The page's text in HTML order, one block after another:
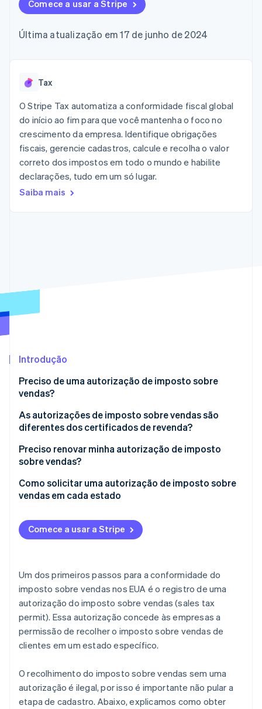
flexíveis de IU
Formas de
Acesso a mais
presenciais
Authorization
Boost
Otimizações
de aceitação
Link
Checkout
acelerado
Financial
Connections
Dados de
contas
vinculadas
Recognition
Automação
Stripe Sigma
personalizados
Radar
Atlas
Remoção de carbono
Verificação de identidade
Stripe Sessions 2026
Veja como a Stripe está construindo a infraestrutura
Marketplaces
Plataformas
SaaS
Empresas de IA
Economia de criadores
Jogos
Hospitalidade, viagens
e lazer
Seguros
Gerenciar assinaturas
uso
Emita cartões
stablecoins
Recursos
Integrações de
aplicativos
Exemplos de códigos
Plano de ação do
Conferência anual das
Carreiras
Contato
Fale com a equipe de
vendas
Seja um parceiro
Comece a usar a Stripe
Última atualização em 17 de junho de 2024
Tax
O Stripe Tax automatiza a conformidade fiscal global
do início ao fim para que você mantenha o foco no
crescimento da empresa. Identifique obrigações
fiscais, gerencie cadastros, calcule e recolha o valor
correto dos impostos em todo o mundo e habilite
declarações, tudo em um só lugar.
Saiba mais
Introdução
Preciso de uma autorização de imposto sobre
vendas?
As autorizações de imposto sobre vendas são
diferentes dos certificados de revenda?
Preciso renovar minha autorização de imposto
sobre vendas?
Como solicitar uma autorização de imposto sobre
vendas em cada estado
Comece a usar a Stripe
Um dos primeiros passos para a conformidade do
imposto sobre vendas nos EUA é o registro de uma
autorização do imposto sobre vendas (sales tax
permit). Essa autorização concede às empresas a
permissão de recolher o imposto sobre vendas de
clientes em um estado específico.
O recolhimento do imposto sobre vendas sem uma
autorização é ilegal, por isso é importante não pular a
etapa de cadastro. Abaixo, explicamos como obter